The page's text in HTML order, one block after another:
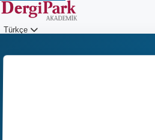
Türkçe